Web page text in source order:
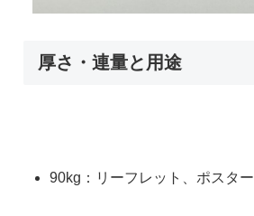
厚さ・連量と用途
90kg：リーフレット、ポスター